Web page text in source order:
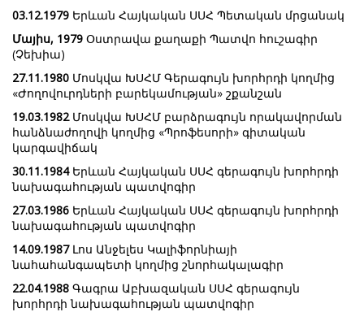
03.12.1979 Երևան Հայկական ՍՍՀ Պետական մրցանակ
Մայիս, 1979 Օստրավա քաղաքի Պատվո հուշագիր
(Չեխիա)
27.11.1980 Մոսկվա ԽՍՀՄ Գերագույն խորհրդի կողմից
«Ժողովուրդների բարեկամության» շքանշան
19.03.1982Մոսկվա ԽՍՀՄ բարձրագույն որակավորման
հանձնաժողովի կողմից «Պրոֆեսորի» գիտական
կարգավիճակ
30.11.1984Երևան Հայկական ՍՍՀ գերագույն խորհրդի
նախագահության պատվոգիր
27.03.1986 Երևան Հայկական ՍՍՀ գերագույն խորհրդի
նախագահության պատվոգիր
14.09.1987Լոս Անջելես Կալիֆորնիայի
նահահանգապետի կողմից շնորհակալագիր
22.04.1988 Գագրա Աբխազական ՍՍՀ գերագույն
խորհրդի նախագահության պատվոգիր